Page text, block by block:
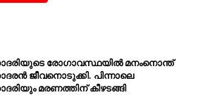
രോഗാവസ്ഥയിൽ മനംനൊന്ത്
ജീവനൊടുക്കി. പിന്നാലെ
മരണത്തിന് കീഴടങ്ങി